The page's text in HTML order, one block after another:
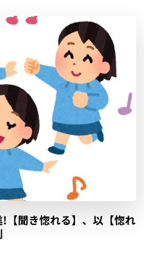
【聞き惚れる】、以【惚れ